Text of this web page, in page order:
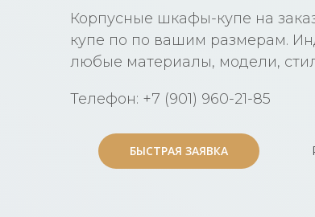
Корпусные шкафы-купе на
купе по по вашим размерам.
любые материалы, модели,
Телефон: +7 (901) 960-21-85
БЫСТРАЯ ЗАЯВКА
БЫСТРАЯ ЗАЯВКА